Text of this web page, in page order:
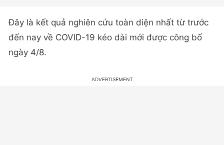
Đây là kết quả nghiên cứu toàn diện nhất từ trước
đến nay về COVID-19 kéo dài mới được công bố
ngày 4/8.